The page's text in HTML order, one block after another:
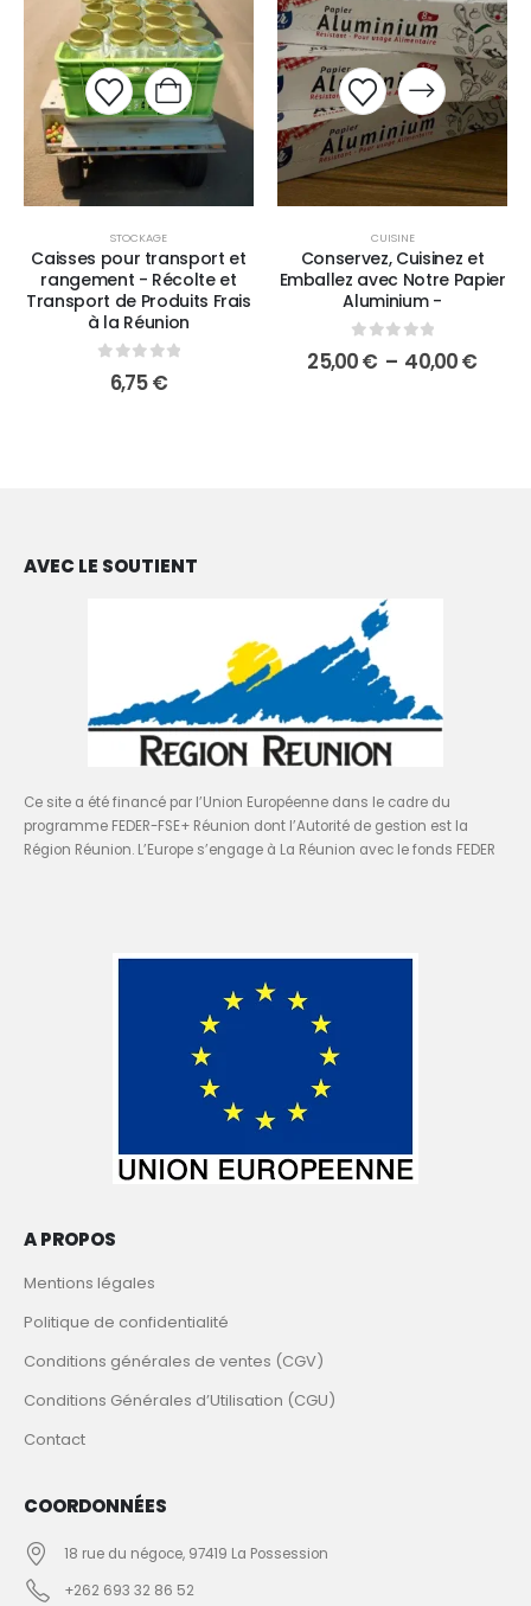
STOCKAGE
Caisses pour transport et
rangement - Récolte et
Transport de Produits Frais
à la Réunion
sur 5
6,75€
CUISINE
Conservez, Cuisinez et
Emballez avec Notre Papier
Aluminium -
0
25,00€ – 40,00€
AVEC LE SOUTIENT
Ce site a été financé par l’Union Européenne dans le cadre du
programme FEDER-FSE+ Réunion dont l’Autorité de gestion est la
Région Réunion. L’Europe s’engage à La Réunion avec le fonds FEDER
A PROPOS
Mentions légales
Politique de confidentialité
Conditions générales de ventes (CGV)
Conditions Générales d’Utilisation (CGU)
Contact
COORDONNÉES
18 rue du négoce, 97419 La Possession
+262 693 32 86 52